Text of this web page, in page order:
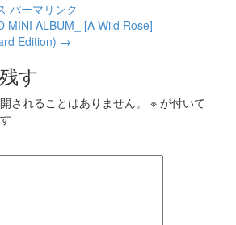
パーマリンク
MINI ALBUM_ [A Wild Rose]
Edition) →
す
されることはありません。 ※ が付いて